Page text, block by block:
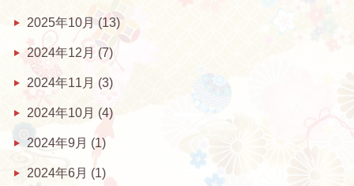
2025年10月 (13)
2024年12月 (7)
2024年11月 (3)
2024年10月 (4)
2024年9月 (1)
2024年6月 (1)